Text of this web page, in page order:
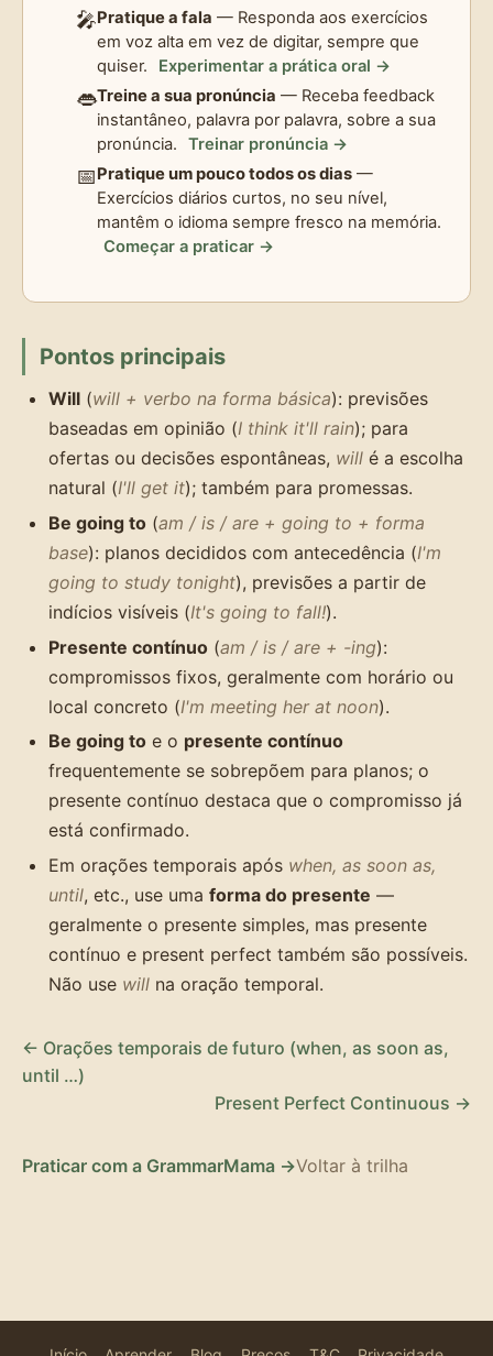
🎤Pratique a fala — Responda aos exercícios
em voz alta em vez de digitar, sempre que
quiser.
Experimentar a prática oral →
👄Treine a sua pronúncia — Receba feedback
instantâneo, palavra por palavra, sobre a sua
pronúncia.
Treinar pronúncia →
📅Pratique um pouco todos os dias —
Exercícios diários curtos, no seu nível,
mantêm o idioma sempre fresco na memória.
Começar a praticar →
Pontos principais
Will (will + verbo na forma básica): previsões
baseadas em opinião (I think it'll rain); para
ofertas ou decisões espontâneas, will é a escolha
natural (I'll get it); também para promessas.
Be going to (am / is / are + going to + forma
base): planos decididos com antecedência (I'm
going to study tonight), previsões a partir de
indícios visíveis (It's going to fall!).
Presente contínuo (am / is / are + -ing):
compromissos fixos, geralmente com horário ou
local concreto (I'm meeting her at noon).
Be going to e o presente contínuo
frequentemente se sobrepõem para planos; o
presente contínuo destaca que o compromisso já
está confirmado.
Em orações temporais após when, as soon as,
until, etc., use uma forma do presente —
geralmente o presente simples, mas presente
contínuo e present perfect também são possíveis.
Não use will na oração temporal.
← Orações temporais de futuro (when, as soon as,
until …)
Present Perfect Continuous →
Praticar com a GrammarMama →Voltar à trilha